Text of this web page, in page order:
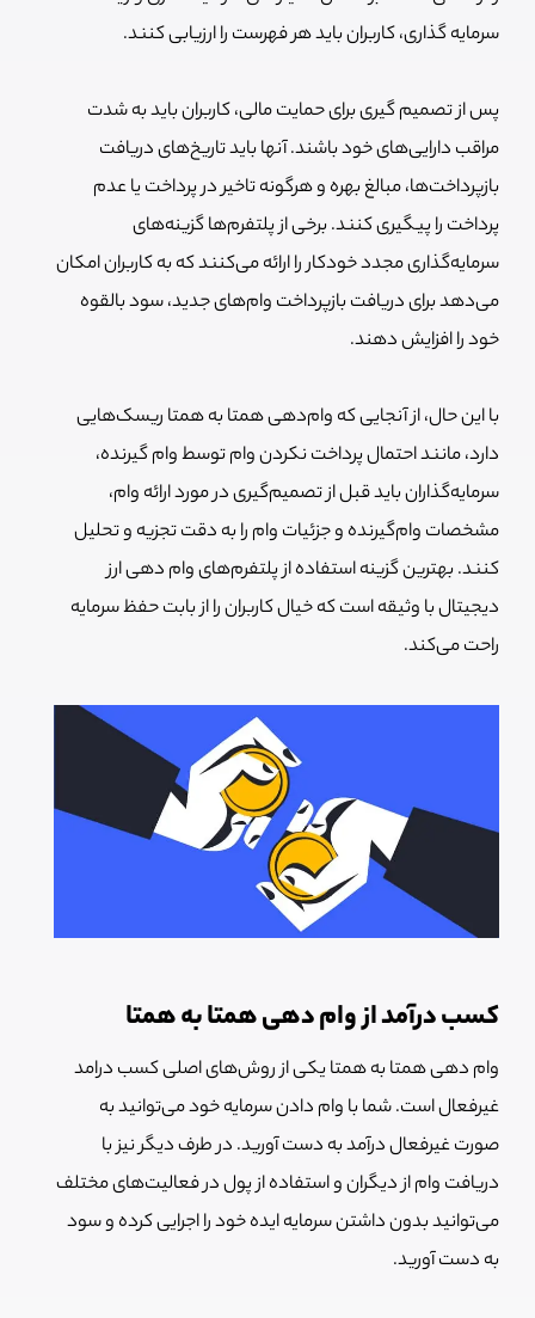
سرمایه گذاری، کاربران باید هر فهرست را ارزیابی کنند.
پس از تصمیم گیری برای حمایت مالی، کاربران باید به شدت
مراقب دارایی‌های خود باشند. آنها باید تاریخ‌های دریافت
بازپرداخت‌ها، مبالغ بهره و هرگونه تاخیر در پرداخت یا عدم
پرداخت را پیگیری کنند. برخی از پلتفرم‌ها گزینه‌های
سرمایه‌گذاری مجدد خودکار را ارائه می‌کنند که به کاربران امکان
می‌دهد برای دریافت بازپرداخت وام‌های جدید، سود بالقوه
خود را افزایش دهند.
با این حال، از آنجایی که وام‌دهی همتا به همتا ریسک‌هایی
دارد، مانند احتمال پرداخت نکردن وام توسط وام گیرنده،
سرمایه‌گذاران باید قبل از تصمیم‌گیری در مورد ارائه وام،
مشخصات وام‌گیرنده و جزئیات وام را به دقت تجزیه و تحلیل
کنند. بهترین گزینه استفاده از پلتفرم‌های وام دهی ارز
دیجیتال با وثیقه است که خیال کاربران را از بابت حفظ سرمایه
راحت می‌کند.
کسب درآمد از وام دهی همتا به همتا
وام دهی همتا به همتا یکی از روش‌های اصلی کسب درامد
غیرفعال است. شما با وام دادن سرمایه خود می‌توانید به
صورت غیرفعال درآمد به دست آورید. در طرف دیگر نیز با
دریافت وام از دیگران و استفاده از پول در فعالیت‌های مختلف
می‌توانید بدون داشتن سرمایه ایده خود را اجرایی کرده و سود
به دست آورید.